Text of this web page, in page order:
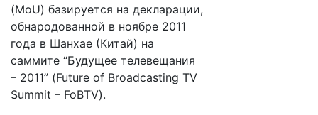
(MoU) базируется на декларации,
обнародованной в ноябре 2011
года в Шанхае (Китай) на
саммите “Будущее телевещания
– 2011” (Future of Broadcasting TV
Summit – FoBTV).